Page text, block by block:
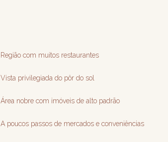
Região com muitos restaurantes
Vista privilegiada do pôr do sol
Área nobre com imóveis de alto padrão
A poucos passos de mercados e conveniências